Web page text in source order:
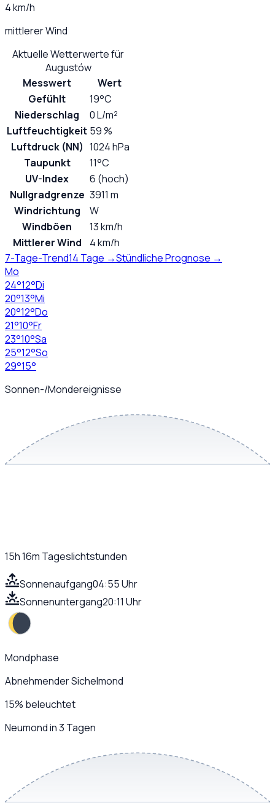
4 km/h
mittlerer Wind
Aktuelle Wetterwerte für
Augustów
Messwert
Wert
Gefühlt
19°C
Niederschlag
0 L/m²
Luftfeuchtigkeit 59 %
Luftdruck (NN) 1024 hPa
Taupunkt
11°C
UV-Index
6 (hoch)
Nullgradgrenze 3911 m
Windrichtung
W
Windböen
13 km/h
Mittlerer Wind
4 km/h
7-Tage-Trend14 Tage →Stündliche Prognose →
Mo
24°12°Di
20°13°Mi
20°12°Do
21°10°Fr
23°10°Sa
25°12°So
29°15°
Sonnen-/Mondereignisse
15h 16m Tageslichtstunden
Sonnenaufgang04:55 Uhr
Sonnenuntergang20:11 Uhr
Mondphase
Abnehmender Sichelmond
15% beleuchtet
Neumond in 3 Tagen